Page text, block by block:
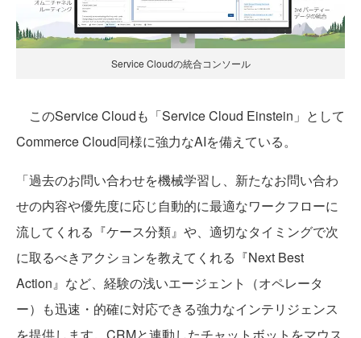
Service Cloudの統合コンソール
このService Cloudも「Service Cloud Einstein」として
Commerce Cloud同様に強力なAIを備えている。
「過去のお問い合わせを機械学習し、新たなお問い合わ
せの内容や優先度に応じ自動的に最適なワークフローに
流してくれる『ケース分類』や、適切なタイミングで次
に取るべきアクションを教えてくれる『Next Best
Action』など、経験の浅いエージェント（オペレータ
ー）も迅速・的確に対応できる強力なインテリジェンス